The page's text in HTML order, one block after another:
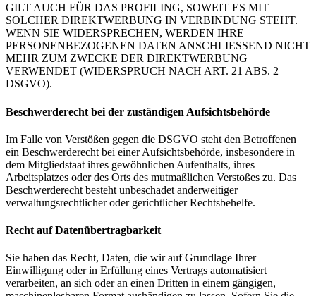
GILT AUCH FÜR DAS PROFILING, SOWEIT ES MIT
SOLCHER DIREKTWERBUNG IN VERBINDUNG STEHT.
WENN SIE WIDERSPRECHEN, WERDEN IHRE
PERSONENBEZOGENEN DATEN ANSCHLIESSEND NICHT
MEHR ZUM ZWECKE DER DIREKTWERBUNG
VERWENDET (WIDERSPRUCH NACH ART. 21 ABS. 2
DSGVO).
Beschwerde­recht bei der zuständigen Aufsichts­behörde
Im Falle von Verstößen gegen die DSGVO steht den Betroffenen
ein Beschwerderecht bei einer Aufsichtsbehörde, insbesondere in
dem Mitgliedstaat ihres gewöhnlichen Aufenthalts, ihres
Arbeitsplatzes oder des Orts des mutmaßlichen Verstoßes zu. Das
Beschwerderecht besteht unbeschadet anderweitiger
verwaltungsrechtlicher oder gerichtlicher Rechtsbehelfe.
Recht auf Daten­übertrag­barkeit
Sie haben das Recht, Daten, die wir auf Grundlage Ihrer
Einwilligung oder in Erfüllung eines Vertrags automatisiert
verarbeiten, an sich oder an einen Dritten in einem gängigen,